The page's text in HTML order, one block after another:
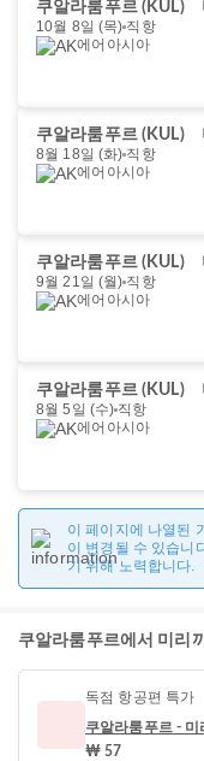
쿠알라룸푸르 (KUL)
10월 8일 (목) 직항
에어아시아
쿠알라룸푸르 (KUL)
8월 18일 (화) 직항
에어아시아
쿠알라룸푸르 (KUL)
9월 21일 (월) 직항
에어아시아
쿠알라룸푸르 (KUL)
8월 5일 (수) 직항
에어아시아
이 페이지에 나열된
이 변경될 수 있습니
기 위해 노력합니다.
쿠알라룸푸르에서 미리
독점 항공편 특가
쿠알라룸푸르 - 미
₩ 57